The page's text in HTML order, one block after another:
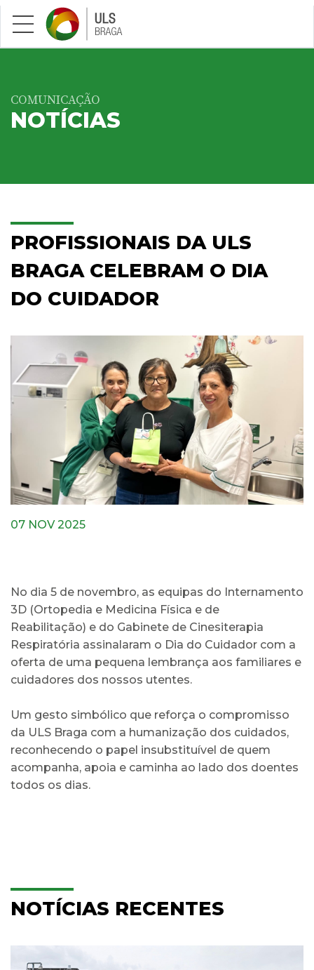
Saltar para conteúdo principal
COMUNICAÇÃO
NOTÍCIAS
PROFISSIONAIS DA ULS
BRAGA CELEBRAM O DIA
DO CUIDADOR
07 NOV 2025
No dia 5 de novembro, as equipas do Internamento
3D (Ortopedia e Medicina Física e de
Reabilitação) e do Gabinete de Cinesiterapia
Respiratória assinalaram o Dia do Cuidador com a
oferta de uma pequena lembrança aos familiares e
cuidadores dos nossos utentes.
Um gesto simbólico que reforça o compromisso
da ULS Braga com a humanização dos cuidados,
reconhecendo o papel insubstituível de quem
acompanha, apoia e caminha ao lado dos doentes
todos os dias.
NOTÍCIAS RECENTES